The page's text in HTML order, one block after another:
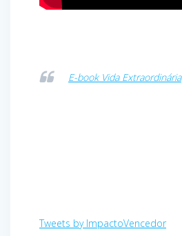
E-book Vida Extraordinária
Tweets by ImpactoVencedor